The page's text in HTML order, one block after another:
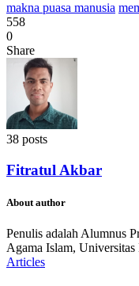
makna puasa manusia
558
0
Share
38 posts
Fitratul Akbar
About author
Penulis adalah Alumnus
Agama Islam,
Articles